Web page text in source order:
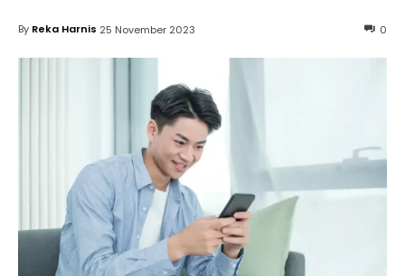
0
By Reka Harnis 25 November 2023